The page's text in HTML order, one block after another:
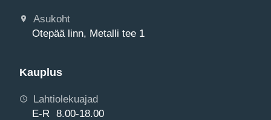
Asukoht
Otepää linn, Metalli tee 1
Kauplus
Lahtiolekuajad
E-R 8.00-18.00